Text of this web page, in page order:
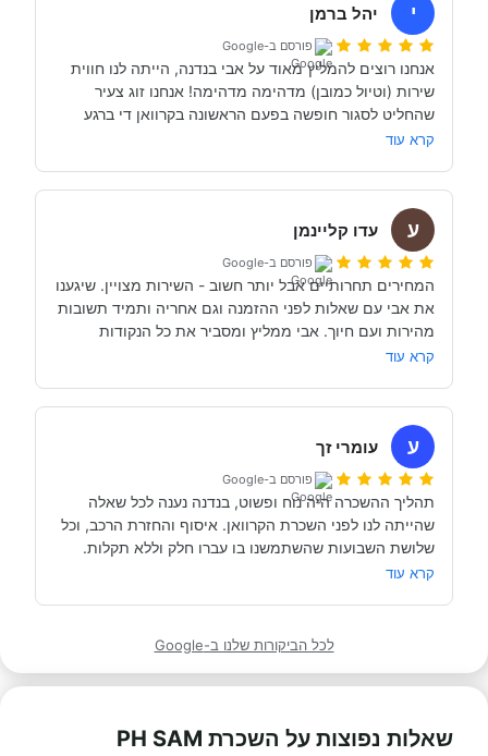
י יהל ברמן
פורסם ב-Google
השכרנו את הקרוואן בדורטמונד, בגרמניה- קיבלנו את האוטו
תודה אבי!
קרא עוד
ע עדו קליינמן
פורסם ב-Google
קרא עוד
ע עומרי זך
פורסם ב-Google
מאוד מומלץ לכל מי שרוצה לעשות חופשה בקרוואן.
קרא עוד
לכל הביקורות שלנו ב-Google
שאלות נפוצות על השכרת PH SAM